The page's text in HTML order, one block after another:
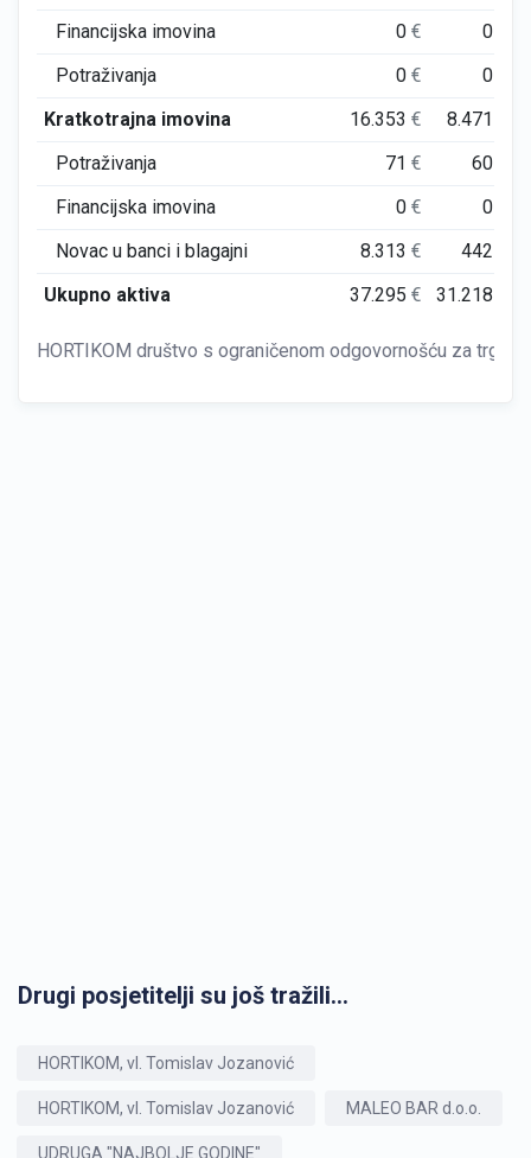
Financijska imovina
0€ 0
Potraživanja
0€ 0
Kratkotrajna imovina
16.353€ 8.471
Potraživanja
71€ 60
Financijska imovina
0€ 0
Novac u banci i blagajni
8.313€ 442
Ukupno aktiva
37.295€ 31.218
HORTIKOM društvo s ograničenom odgovornošću za
Drugi posjetitelji su još tražili...
HORTIKOM, vl. Tomislav Jozanović
HORTIKOM, vl. Tomislav Jozanović MALEO BAR d.o.o.
UDRUGA "NAJBOLJE GODINE"